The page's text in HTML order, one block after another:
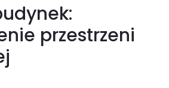
przestrzeni